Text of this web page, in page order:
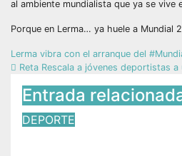
al ambiente mundialista que ya se vive
Porque en Lerma… ya huele a Mundial
Lerma vibra con el arranque del
Reta Rescala a jóvenes deportistas a
Entrada
DEPORTE